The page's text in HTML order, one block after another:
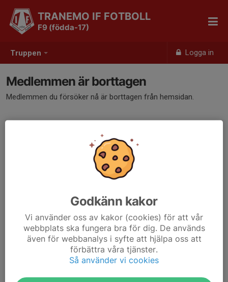
Truppen Logga in
TRANEMO IF FOTBOLL
F9 (födda-17)
Medlemmen är borttagen
Medlemmen du försöker nå är borttagen från hemsidan.
Godkänn kakor
Vi använder oss av kakor (cookies) för att vår
webbplats ska fungera bra för dig. De används
även för webbanalys i syfte att hjälpa oss att
förbättra våra tjänster.
Så använder vi cookies